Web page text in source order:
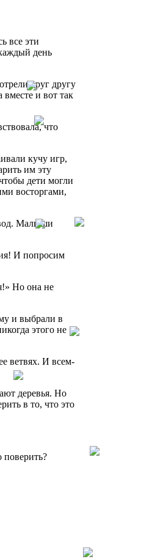
все эти
день
друг другу
и вот так
что
кучу игр,
им эту
дети могли
восторгами,
Малыши
И попросим
Но она не
и выбрали в
этого не
ветвях. И всем-
деревья. Но
в то, что это